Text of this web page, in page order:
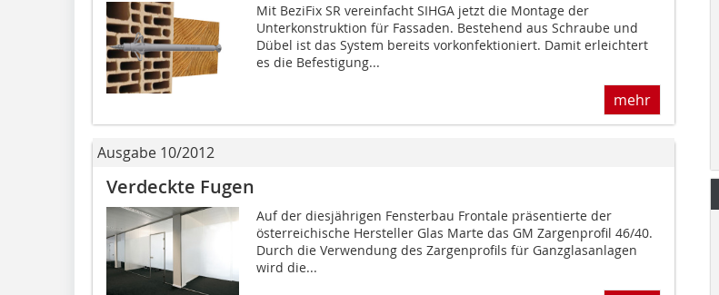
Mit BeziFix SR vereinfacht SIHGA jetzt die Montage der
Unterkonstruktion für Fassaden. Bestehend aus Schraube und
Dübel ist das System bereits vorkonfektioniert. Damit erleichtert
es die Befestigung...
mehr
Ausgabe 10/2012
Verdeckte Fugen
Auf der diesjährigen Fensterbau Frontale präsentierte der
österreichische Hersteller Glas Marte das GM Zargenprofil 46/40.
Durch die Verwendung des Zargenprofils für Ganzglasanlagen
wird die...